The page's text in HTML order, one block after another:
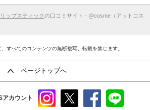
ップスティックの口コミサイト - @cosme（アットコス
すべてのコンテンツの無断複写、転載を禁じます。
ページトップへ
アカウント